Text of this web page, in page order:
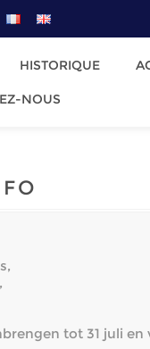
HISTORIQUE
NOUS
tot 31 juli en